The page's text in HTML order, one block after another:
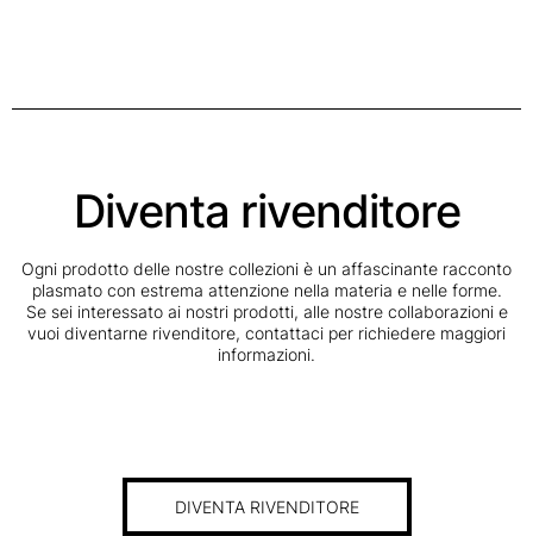
Diventa rivenditore
Ogni prodotto delle nostre collezioni è un affascinante racconto
plasmato con estrema attenzione nella materia e nelle forme.
Se sei interessato ai nostri prodotti, alle nostre collaborazioni e
vuoi diventarne rivenditore, contattaci per richiedere maggiori
informazioni.
DIVENTA RIVENDITORE